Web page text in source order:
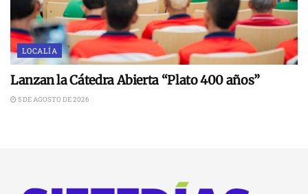
LOCALÍA
Lanzan la Cátedra Abierta “Plato 400 años”
5 DE AGOSTO DE 2026